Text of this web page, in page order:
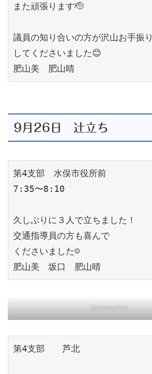
また頑張ります🫡
議員の知り合いの方が沢山お手振り
してくださいました😊
肥山美　肥山晴
9月26日 辻立ち
第4支部　水俣市役所前
7:35〜8:10
久しぶりに３人で立ちました！
交通指導員の方も喜んで
くださいました☺️
肥山美　坂口　肥山晴
Screenshot
第4支部　　芦北